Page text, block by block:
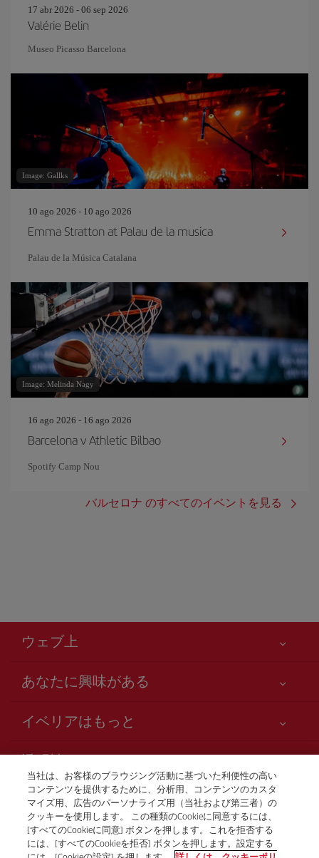
17 abr 2026 - 06 sep 2026
Valérie Belin
Museo Picasso Barcelona
Image: Gallks
10 ago 2026 - 10 ago 2026
Emma Stratton at Palau de la musica
Palau de la Música Catalana
Image: Melinda Nagy
16 ago 2026 - 16 ago 2026
Barcelona v Athletic Bilbao
Spotify Camp Nou
バルセロナ のすべてのイベントを見る
ウェブ上
あなたに興味がある
アクセシビリティの宣言
サービスのお約束
Iberia.com サイトマップ
イベリアはもっと
イベリアグループ
株主および投資家向け情報
Iberia の提携航空会社
British Airways
透明性
利用規約
運送約款
ご搭乗者の権利
プログラム Club Iberia の一般規約
お電話での航空券販売
+81 0 3 3298 5238
Tokio
月曜日～金曜日、午前9時～午後5時（スペイン語、英語、日
当社は、お客様のブラウジング活動に基づいた利便性の高い
コンテンツを提供するために、分析用、コンテンツのカスタ
マイズ用、広告のパーソナライズ用（当社および第三者）の
クッキーを使用します。 この種類のCookieに同意するには、
[すべてのCookieに同意] ボタンを押します。これを拒否する
には、[すべてのCookieを拒否] ボタンを押します。設定する